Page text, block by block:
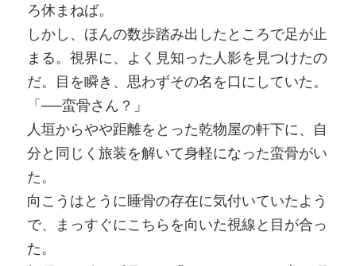
ろ休まねば。
しかし、ほんの数歩踏み出したところで足が止
まる。視界に、よく見知った人影を見つけたの
だ。目を瞬き、思わずその名を口にしていた。
「──蛮骨さん？」
人垣からやや距離をとった乾物屋の軒下に、自
分と同じく旅装を解いて身軽になった蛮骨がい
た。
向こうはとうに睡骨の存在に気付いていたよう
で、まっすぐにこちらを向いた視線と目が合っ
た。